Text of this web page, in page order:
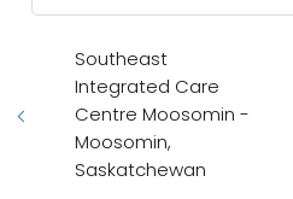
Southeast
Integrated Care
Centre Moosomin -
Moosomin,
Saskatchewan